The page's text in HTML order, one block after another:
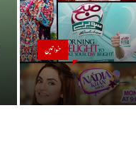
خواتین